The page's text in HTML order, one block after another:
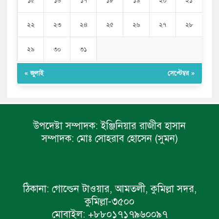
২২ ২৩ ২৪ ২৫ ২৬ ২৭ ২৮
২৯ ৩০ ৩১
« জুলাই সেপ্টেম্বর »
উপদেষ্টা সম্পাদক: ইঞ্জিনিয়ার রাজীব হাসান
সম্পাদক: মোঃ সোহরাব হোসেন (সুমন)
ঠিকানা: গোল্ডেন টাওয়ার, আমতলী, কুমিল্লা সদর,
কুমিল্লা-৩৫০০
মোবাইল: +৮৮০১৭১৭৯৬০০৯৭